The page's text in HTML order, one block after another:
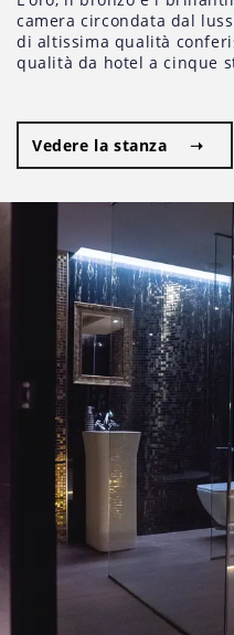
camera circondata dal
di altissima qualità
qualità da hotel a cinque
Vedere la stanza